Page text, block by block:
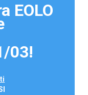
EOLO
03!